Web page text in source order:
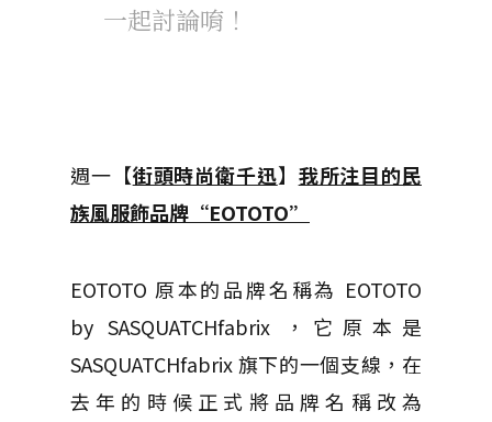
一起討論唷！
週一【街頭時尚衛千迅】 我所注目的民
族風服飾品牌“EOTOTO”
EOTOTO 原本的品牌名稱為 EOTOTO
by SASQUATCHfabrix ，它原本是
SASQUATCHfabrix 旗下的一個支線，在
去年的時候正式將品牌名稱改為